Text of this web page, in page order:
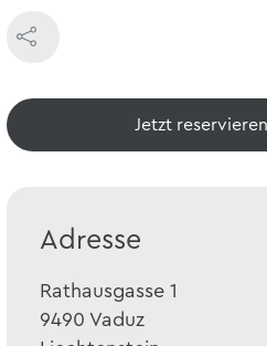
Jetzt reservieren
Adresse
Rathausgasse 1
9490 Vaduz